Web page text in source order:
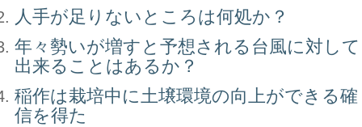
人手が足りないところは何処か？
年々勢いが増すと予想される台風に対して
出来ることはあるか？
稲作は栽培中に土壌環境の向上ができる確
信を得た